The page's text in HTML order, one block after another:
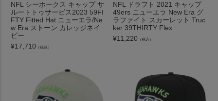
NFL シーホークス キャップ サ
ルートトゥサービス2023 59FI
FTY Fitted Hat ニューエラ/Ne
w Era ストーン カレッジネイ
ビー
¥17,710 （税込）
NFL ドラフト 2021 キャップ
49ers ニューエラ New Era グ
ラファイト スカーレット Truc
ker 39THIRTY Flex
¥11,220 （税込）